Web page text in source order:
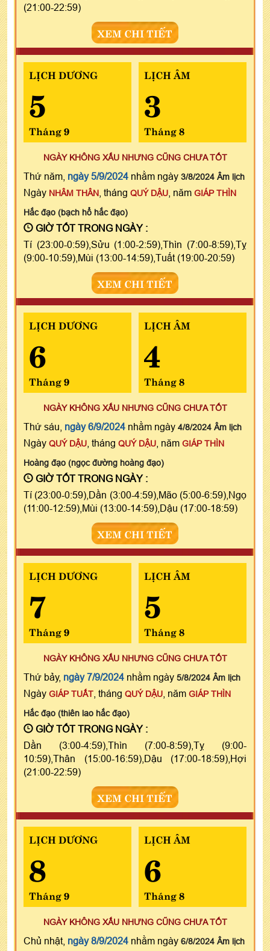
(21:00-22:59)
XEM CHI TIẾT
LỊCH DƯƠNG
5
Tháng 9
LỊCH ÂM
3
Tháng 8
NGÀY KHÔNG XẤU NHƯNG CŨNG CHƯA TỐT
Thứ năm, ngày 5/9/2024 nhằm ngày 3/8/2024 Âm lịch
Ngày NHÂM THÂN , tháng QUÝ DẬU , năm GIÁP THÌN
Hắc đạo (bạch hổ hắc đạo)
GIỜ TỐT TRONG NGÀY :
Tí (23:00-0:59),Sửu (1:00-2:59),Thìn (7:00-8:59),Tỵ
(9:00-10:59),Mùi (13:00-14:59),Tuất (19:00-20:59)
XEM CHI TIẾT
LỊCH DƯƠNG
6
Tháng 9
LỊCH ÂM
4
Tháng 8
NGÀY KHÔNG XẤU NHƯNG CŨNG CHƯA TỐT
Thứ sáu, ngày 6/9/2024 nhằm ngày 4/8/2024 Âm lịch
Ngày QUÝ DẬU , tháng QUÝ DẬU , năm GIÁP THÌN
Hoàng đạo (ngọc đường hoàng đạo)
GIỜ TỐT TRONG NGÀY :
Tí (23:00-0:59),Dần (3:00-4:59),Mão (5:00-6:59),Ngọ
(11:00-12:59),Mùi (13:00-14:59),Dậu (17:00-18:59)
XEM CHI TIẾT
LỊCH DƯƠNG
7
Tháng 9
LỊCH ÂM
5
Tháng 8
NGÀY KHÔNG XẤU NHƯNG CŨNG CHƯA TỐT
Thứ bảy, ngày 7/9/2024 nhằm ngày 5/8/2024 Âm lịch
Ngày GIÁP TUẤT , tháng QUÝ DẬU , năm GIÁP THÌN
Hắc đạo (thiên lao hắc đạo)
GIỜ TỐT TRONG NGÀY :
Dần (3:00-4:59),Thìn (7:00-8:59),Tỵ (9:00-
10:59),Thân (15:00-16:59),Dậu (17:00-18:59),Hợi
(21:00-22:59)
XEM CHI TIẾT
LỊCH DƯƠNG
8
Tháng 9
LỊCH ÂM
6
Tháng 8
NGÀY KHÔNG XẤU NHƯNG CŨNG CHƯA TỐT
Chủ nhật, ngày 8/9/2024 nhằm ngày 6/8/2024 Âm lịch